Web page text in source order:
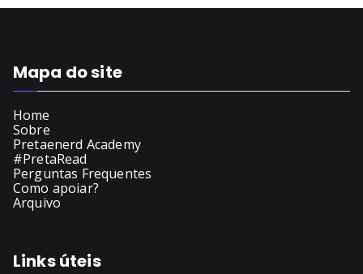
Mapa do site
Home
Sobre
Pretaenerd Academy
#PretaRead
Perguntas Frequentes
Como apoiar?
Arquivo
Links úteis